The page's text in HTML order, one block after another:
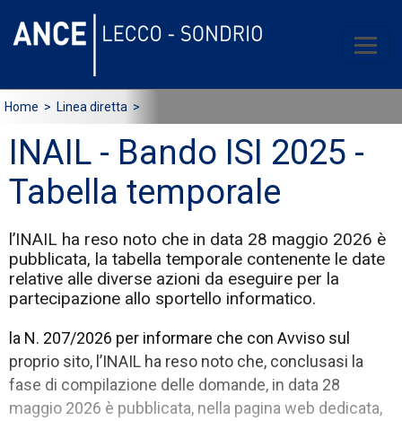
Home > Linea diretta >
INAIL - Bando ISI 2025 -
Tabella temporale
l’INAIL ha reso noto che in data 28 maggio 2026 è
pubblicata, la tabella temporale contenente le date
relative alle diverse azioni da eseguire per la
partecipazione allo sportello informatico.
la N. 207/2026 per informare che con Avviso sul
proprio sito, l’INAIL ha reso noto che, conclusasi la
fase di compilazione delle domande, in data 28
maggio 2026 è pubblicata, nella pagina web dedicata,